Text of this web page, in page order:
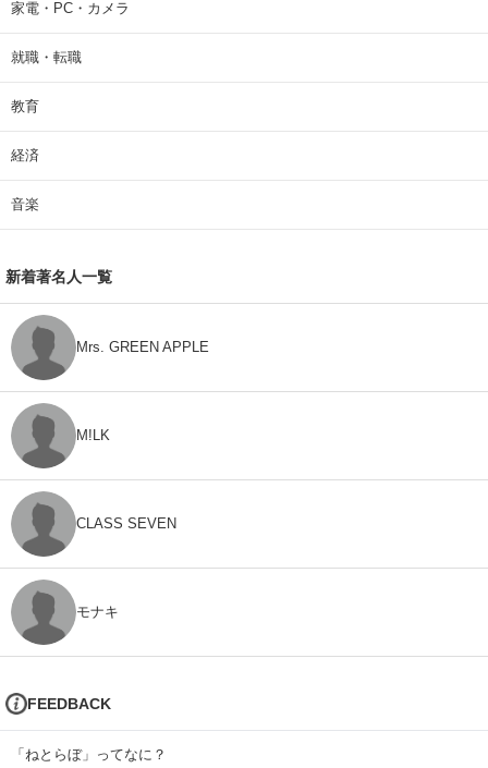
家電・PC・カメラ
就職・転職
教育
経済
音楽
新着著名人一覧
Mrs. GREEN APPLE
M!LK
CLASS SEVEN
モナキ
FEEDBACK
「ねとらぼ」ってなに？